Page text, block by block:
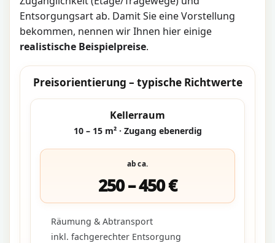
Entsorgungsart ab. Damit Sie eine Vorstellung
bekommen, nennen wir Ihnen hier einige
realistische Beispielpreise.
Preisorientierung – typische Richtwerte
Kellerraum
10 – 15 m² · Zugang ebenerdig
ab ca.
250 – 450 €
Räumung & Abtransport
inkl. fachgerechter Entsorgung